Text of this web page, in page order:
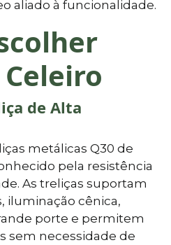
aliado à funcionalidade.
Celeiro
de Alta
metálicas Q30 de
pela resistência
As treliças suportam
iluminação cênica,
porte e permitem
sem necessidade de